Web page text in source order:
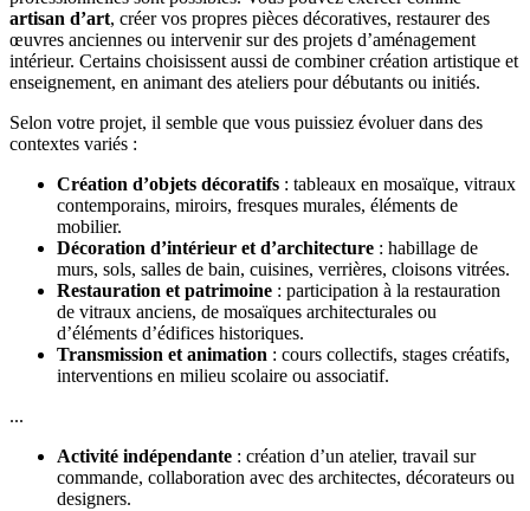
artisan d’art, créer vos propres pièces décoratives, restaurer des
œuvres anciennes ou intervenir sur des projets d’aménagement
intérieur. Certains choisissent aussi de combiner création artistique et
enseignement, en animant des ateliers pour débutants ou initiés.
Selon votre projet, il semble que vous puissiez évoluer dans des
contextes variés :
Création d’objets décoratifs : tableaux en mosaïque, vitraux
contemporains, miroirs, fresques murales, éléments de
mobilier.
Décoration d’intérieur et d’architecture : habillage de
murs, sols, salles de bain, cuisines, verrières, cloisons vitrées.
Restauration et patrimoine : participation à la restauration
de vitraux anciens, de mosaïques architecturales ou
d’éléments d’édifices historiques.
Transmission et animation : cours collectifs, stages créatifs,
interventions en milieu scolaire ou associatif.
...
Activité indépendante : création d’un atelier, travail sur
commande, collaboration avec des architectes, décorateurs ou
designers.